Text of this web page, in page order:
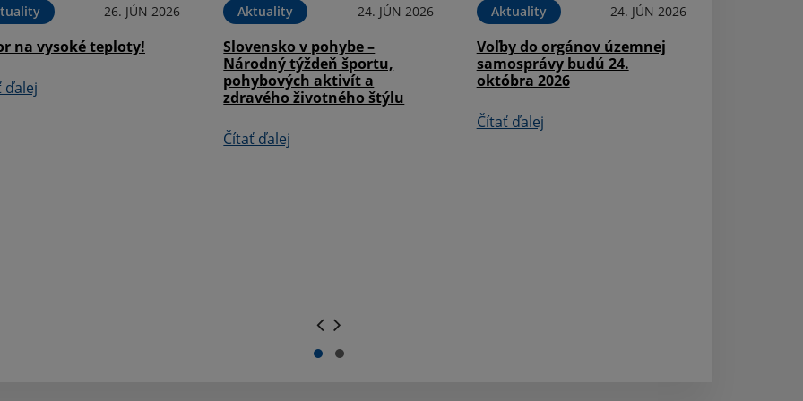
26. JÚN 2026
na vysoké teploty!
ďalej
Aktuality 24. JÚN 2026
Slovensko v pohybe –
Národný týždeň športu,
pohybových aktivít a
zdravého životného štýlu
Čítať ďalej
Aktuality 24. JÚN 2026
Voľby do orgánov územnej
samosprávy budú 24.
októbra 2026
Čítať ďalej
.